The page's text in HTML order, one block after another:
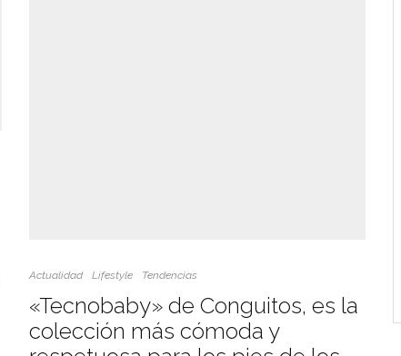
Actualidad Lifestyle Tendencias
«Tecnobaby» de Conguitos, es la
colección más cómoda y